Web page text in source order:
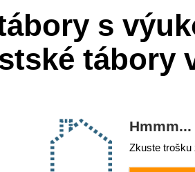
s
tábory
Zkuste trošku